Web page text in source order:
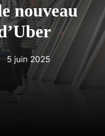
nouveau
5 juin 2025